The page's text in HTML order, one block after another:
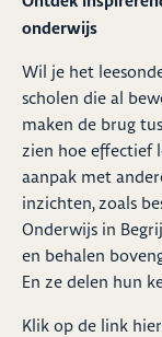
onderwijs
Wil je het
scholen die al
maken de brug
zien hoe effectief
aanpak met
inzichten, zoals
Onderwijs in
en behalen
En ze delen hun
Klik op de link